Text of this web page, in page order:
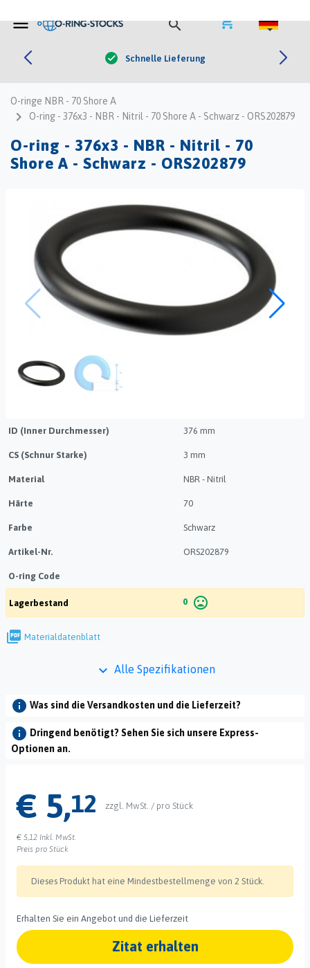
menu search shopping_cart
check Schnelle Lieferung
O-ringe NBR - 70 Shore A
navigate_next O-ring - 376x3 - NBR - Nitril - 70 Shore A - Schwarz - ORS202879
O-ring - 376x3 - NBR - Nitril - 70
Shore A - Schwarz - ORS202879


ID (Inner Durchmesser) 376 mm
CS (Schnur Starke) 3 mm
Material NBR - Nitril
Härte 70
Farbe Schwarz
Artikel-Nr. ORS202879
O-ring Code
Lagerbestand 0 mood_bad
picture_as_pdf Materialdatenblatt
keyboard_arrow_down Alle Spezifikationen
info Was sind die Versandkosten und die Lieferzeit?
info Dringend benötigt? Sehen Sie sich unsere Express-
Optionen an.
€ 5,12 zzgl. MwSt. / pro Stück
€ 5,12 Inkl. MwSt.
Preis pro Stück
Dieses Produkt hat eine Mindestbestellmenge von 2 Stück.
Erhalten Sie ein Angebot und die Lieferzeit
Zitat erhalten